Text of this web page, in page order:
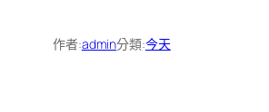
作者:admin分類:今天